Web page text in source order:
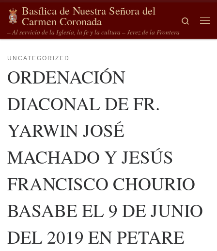
Saltar al contenido
Basílica de Nuestra Señora del
Carmen Coronada
– Al servicio de la Iglesia, la fe y la cultura – Jerez de la Frontera
Search
UNCATEGORIZED
ORDENACIÓN
DIACONAL DE FR.
YARWIN JOSÉ
MACHADO Y JESÚS
FRANCISCO CHOURIO
BASABE EL 9 DE JUNIO
DEL 2019 EN PETARE